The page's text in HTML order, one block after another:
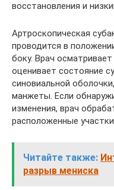
восстановления и
Артроскопическая
проводится в
боку. Врач
оценивает состояние
синовиальной
манжеты. Если
изменения, врач
расположенные
Читайте также:
разрыв мениска